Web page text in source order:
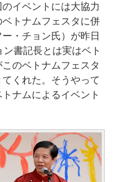
イベントには大協力
トナムフェスタに併
・チョン氏）が昨日
ン書記長とは実はベト
のベトナムフェスタ
くれた。そうやって
ナムによるイベント